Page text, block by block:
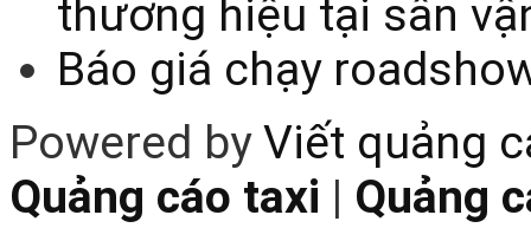
thương hiệu tại sân
Báo giá chạy
Powered byViết quảng
Quảng cáo taxi | Quảng